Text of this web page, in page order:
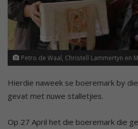
Petro de Waal, Christell Lammertyn en
Hierdie naweek se boeremark by
gevat met nuwe stalletjies.
Op 27 April het die boeremark die